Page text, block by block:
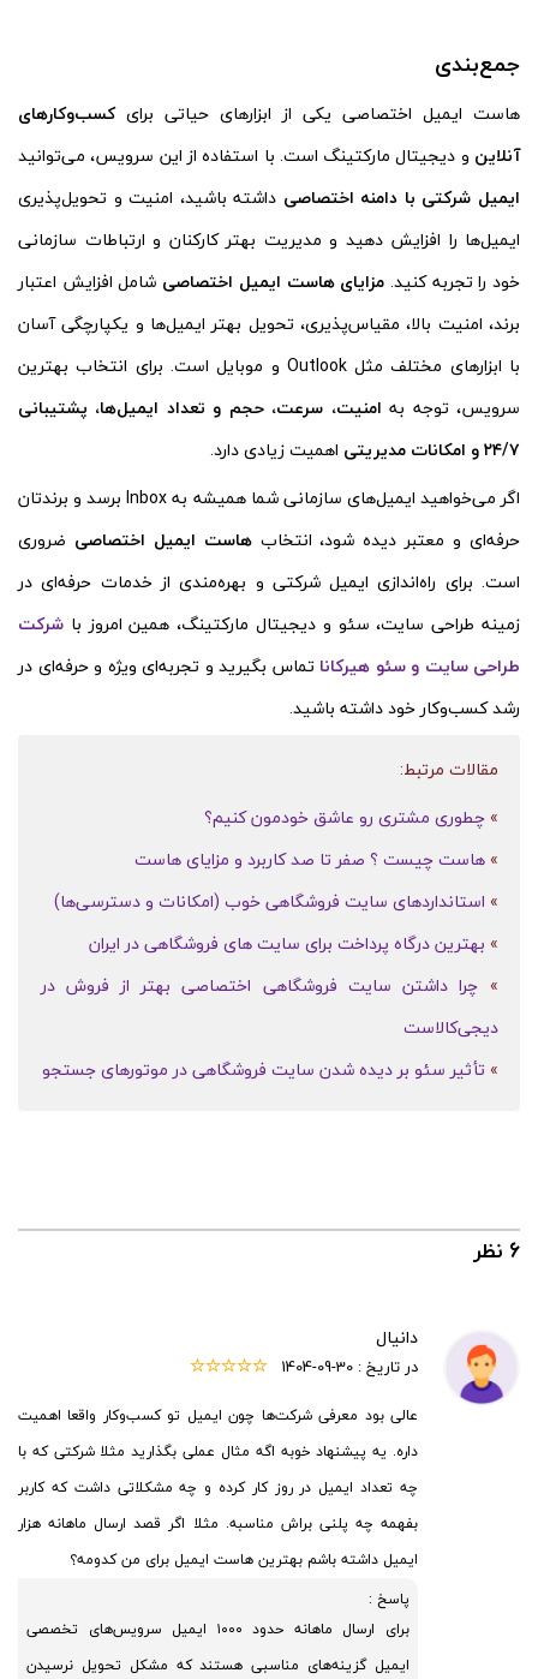
جمع‌بندی
هاست ایمیل اختصاصی یکی از ابزارهای حیاتی برایکسب‌وکارهای
آنلاین و دیجیتال مارکتینگ است. با استفاده از این سرویس، می‌توانید
ایمیل شرکتی با دامنه اختصاصی داشته باشید، امنیت و تحویل‌پذیری
ایمیل‌ها را افزایش دهید و مدیریت بهتر کارکنان و ارتباطات سازمانی
خود را تجربه کنید. مزایای هاست ایمیل اختصاصی شامل افزایش اعتبار
برند، امنیت بالا، مقیاس‌پذیری، تحویل بهتر ایمیل‌ها و یکپارچگی آسان
با ابزارهای مختلف مثل Outlook و موبایل است. برای انتخاب بهترین
سرویس، توجه به امنیت، سرعت، حجم و تعداد ایمیل‌ها، پشتیبانی
۲۴/۷ و امکانات مدیریتی
اهمیت زیادی دارد.
اگر می‌خواهید ایمیل‌های سازمانی شما همیشه به Inbox برسد و برندتان
حرفه‌ای و معتبر دیده شود، انتخابهاست ایمیل اختصاصی ضروری
است. برای راه‌اندازی ایمیل شرکتی و بهره‌مندی از خدمات حرفه‌ای در
زمینه طراحی سایت، سئو و دیجیتال مارکتینگ، همین امروز با شرکت
طراحی سایت و سئو هیرکانا تماس بگیرید و تجربه‌ای ویژه و حرفه‌ای در
رشد کسب‌وکار خود داشته باشید.
مقالات مرتبط:
»چطوری مشتری رو عاشق خودمون کنیم؟
»هاست چیست ؟ صفر تا صد کاربرد و مزایای هاست
» استانداردهای سایت فروشگاهی خوب (امکانات و دسترسی‌ها)
» بهترین درگاه پرداخت برای سایت های فروشگاهی در ایران
» چرا داشتن سایت فروشگاهی اختصاصی بهتر از فروش در
دیجی‌کالاست
» تأثیر سئو بر دیده شدن سایت فروشگاهی در موتورهای جستجو
6 نظر
دانیال
در تاریخ : 1404-09-30
عالی بود معرفی شرکت‌ها چون ایمیل تو کسب‌وکار واقعا اهمیت
داره. یه پیشنهاد خوبه اگه مثال عملی بگذارید مثلا شرکتی که با
چه تعداد ایمیل در روز کار کرده و چه مشکلاتی داشت که کاربر
بفهمه چه پلنی براش مناسبه. مثلا اگر قصد ارسال ماهانه هزار
ایمیل داشته باشم بهترین هاست ایمیل برای من کدومه؟
پاسخ :
برای ارسال ماهانه حدود ۱۰۰۰ ایمیل سرویس‌های تخصصی
ایمیل گزینه‌های مناسبی هستند که مشکل تحویل نرسیدن